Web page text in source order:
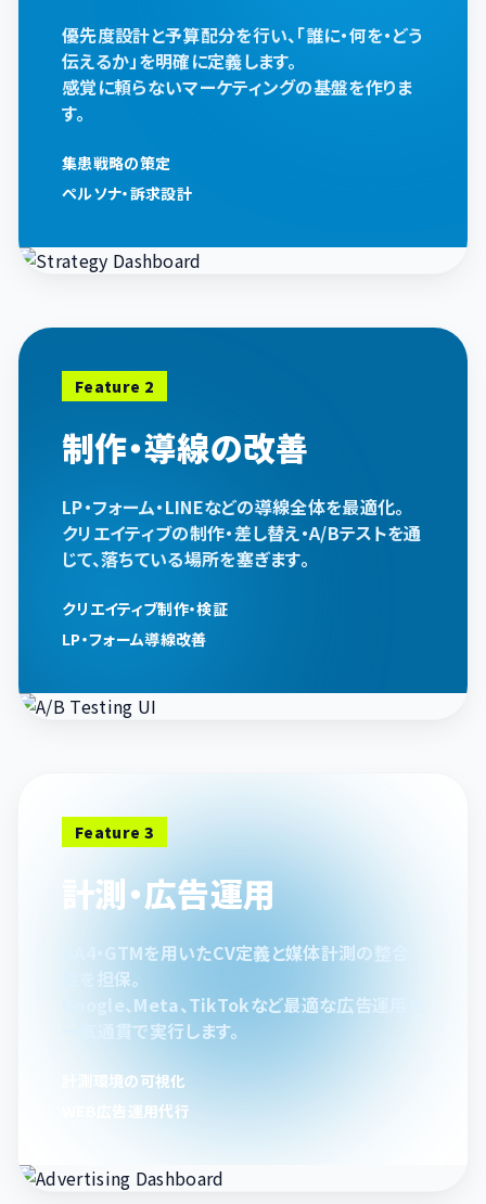
優先度設計と予算配分を行い、「誰に・何を・どう
伝えるか」を明確に定義します。
感覚に頼らないマーケティングの基盤を作りま
す。
集患戦略の策定
ペルソナ・訴求設計
Feature 2
制作・導線の改善
LP・フォーム・LINEなどの導線全体を最適化。
クリエイティブの制作・差し替え・A/Bテストを通
じて、落ちている場所を塞ぎます。
クリエイティブ制作・検証
LP・フォーム導線改善
Feature 3
計測・広告運用
GA4・GTMを用いたCV定義と媒体計測の整合
性を担保。
Google、Meta、TikTokなど最適な広告運用を
一気通貫で実行します。
計測環境の可視化
WEB広告運用代行